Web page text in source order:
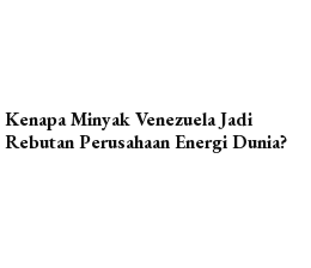
Kenapa Minyak Venezuela Jadi
Rebutan Perusahaan Energi Dunia?